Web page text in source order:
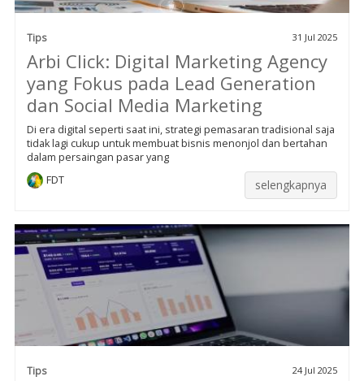
Tips 31 Jul 2025
Arbi Click: Digital Marketing Agency
yang Fokus pada Lead Generation
dan Social Media Marketing
Di era digital seperti saat ini, strategi pemasaran tradisional saja
tidak lagi cukup untuk membuat bisnis menonjol dan bertahan
dalam persaingan pasar yang
FDT
selengkapnya
Tips 24 Jul 2025